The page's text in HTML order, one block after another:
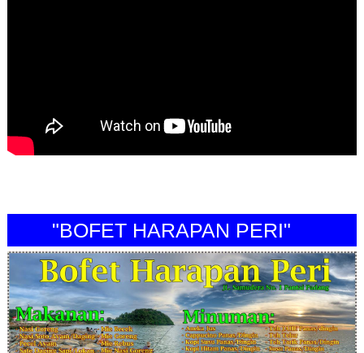
"BOFET HARAPAN PERI"